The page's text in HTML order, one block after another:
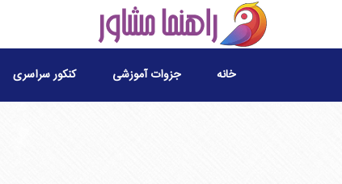
خانه جزوات آموزشی کنکور سراسری